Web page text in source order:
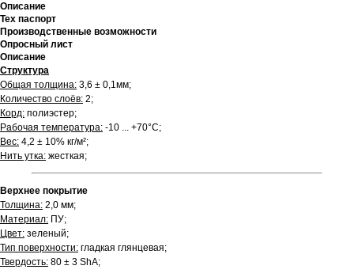
Описание
Тех паспорт
Производственные возможности
Опросный лист
Описание
Структура
Общая толщина: 3,6 ± 0,1мм;
Количество слоёв: 2;
Корд: полиэстер;
Рабочая температура: -10 ... +70°С;
Вес: 4,2 ± 10% кг/м²;
Нить утка: жесткая;
Верхнее покрытие
Толщина: 2,0 мм;
Материал: ПУ;
Цвет: зеленый;
Тип поверхности: гладкая глянцевая;
Твердость: 80 ± 3 ShA;